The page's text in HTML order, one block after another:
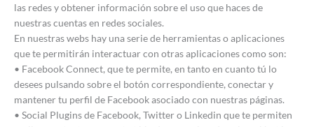
las redes y obtener información sobre el uso que haces de
nuestras cuentas en redes sociales.
En nuestras webs hay una serie de herramientas o aplicaciones
que te permitirán interactuar con otras aplicaciones como son:
• Facebook Connect, que te permite, en tanto en cuanto tú lo
desees pulsando sobre el botón correspondiente, conectar y
mantener tu perfil de Facebook asociado con nuestras páginas.
• Social Plugins de Facebook, Twitter o Linkedin que te permiten